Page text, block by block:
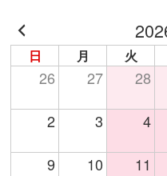
イ
ブ
日 月 火
26 27 28
2 3 4
9 10 11